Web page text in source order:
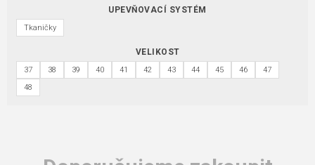
UPEVŇOVACÍ SYSTÉM
Tkaničky
VELIKOST
37 38 39 40 41 42 43 44 45 46
47
48